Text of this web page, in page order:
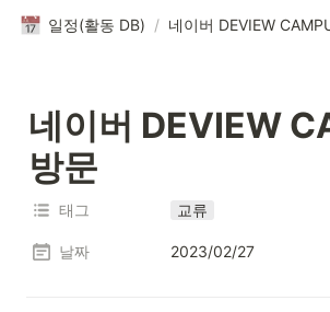
일정(활동 DB) / 네이버 DEVIEW
네이버 DEVIEW
방문
태그 교류
날짜 2023/02/27